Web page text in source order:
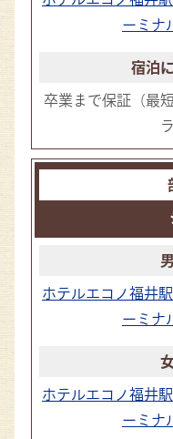
ーミナ
卒業まで保証 （最
ホテルエコノ福井
ーミナ
ホテルエコノ福井
ーミナ